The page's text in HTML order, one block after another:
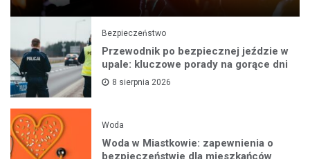
Bezpieczeństwo
Przewodnik po bezpiecznej jeździe w
upale: kluczowe porady na gorące dni
8 sierpnia 2026
Woda
Woda w Miastkowie: zapewnienia o
bezpieczeństwie dla mieszkańców